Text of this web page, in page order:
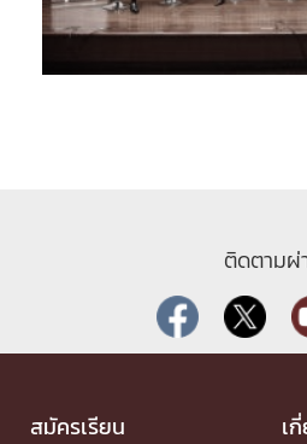
ติดตามผ่
สมัครเรียน เ